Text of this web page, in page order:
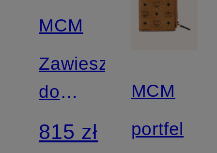
Nowości
MCM
portfel